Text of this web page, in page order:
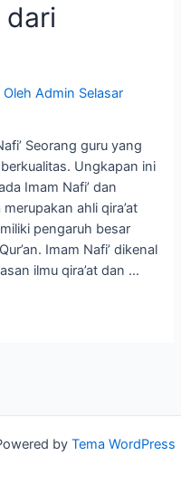
dari
OlehAdmin Selasar
Seorang guru yang
Ungkapan ini
Imam Nafi’ dan
ahli qira’at
pengaruh besar
Imam Nafi’ dikenal
ilmu qira’at dan …
by Tema WordPress